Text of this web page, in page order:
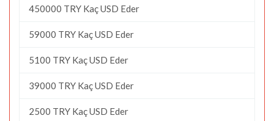
450000 TRY Kaç USD Eder
59000 TRY Kaç USD Eder
5100 TRY Kaç USD Eder
39000 TRY Kaç USD Eder
2500 TRY Kaç USD Eder